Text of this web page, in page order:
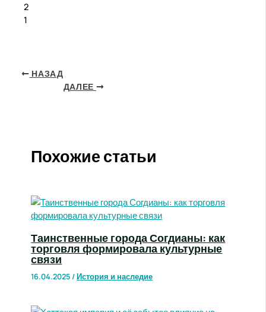
2
1
НАЗАД
ДАЛЕЕ
Похожие статьи
Таинственные города Согдианы: как
торговля формировала культурные
связи
16.04.2025/История и наследие